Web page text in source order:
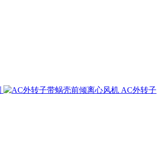
AC外转子